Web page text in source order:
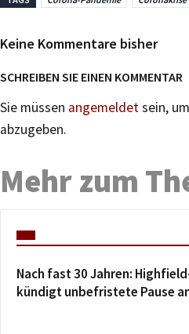
Keine Kommentare bisher
SCHREIBEN SIE EINEN KOMMENTAR
Sie müssen angemeldetsein,
abzugeben.
Mehr zum
Nach fast 30 Jahren:
kündigt unbefristete Pause